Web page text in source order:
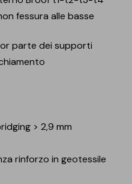
fessura alle basse
parte dei supporti
> 2,9 mm
rinforzo in geotessile